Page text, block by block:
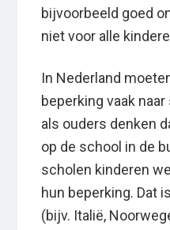
bijvoorbeeld goed
niet voor alle
In Nederland
beperking vaak
als ouders denken
op de school in de
scholen kinderen
hun beperking. Dat
(bijv. Italië,